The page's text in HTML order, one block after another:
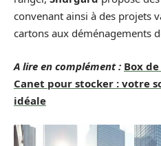
convenant ainsi à des projets
cartons aux déménagements
A lire en complément : Box
Canet pour stocker : votre
idéale